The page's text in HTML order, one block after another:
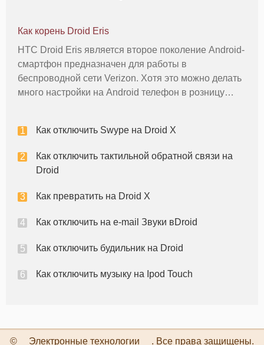
телефон в основномто же самое, независимо от мо
Как корень Droid Eris
HTC Droid Eris является второе поколение Android-
смартфон предназначен для работы в
беспроводной сети Verizon. Хотя это можно делать
много настройки на Android телефон в розницу
нужно, чтобы получить корневой доступ в процесс
Как отключить Swype на Droid X
Как отключить тактильной обратной связи на
Droid
Как превратить на Droid X
Как отключить на e-mail Звуки вDroid
Как отключить будильник на Droid
Как отключить музыку на Ipod Touch
© Электронные технологии . Все права защищены.